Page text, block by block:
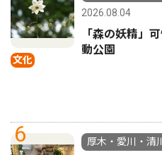
文化
2026.08.04
「森の妖精
動公園
6
厚木・愛川・清川